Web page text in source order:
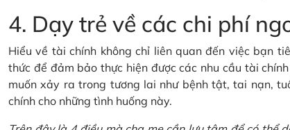
4. Dạy trẻ về các chi phí
Hiểu về tài chính không chỉ liên quan đến việc bạn
thức để đảm bảo thực hiện được các nhu cầu tài
muốn xảy ra trong tương lai như bệnh tật, tai nạn,
chính cho những tình huống này.